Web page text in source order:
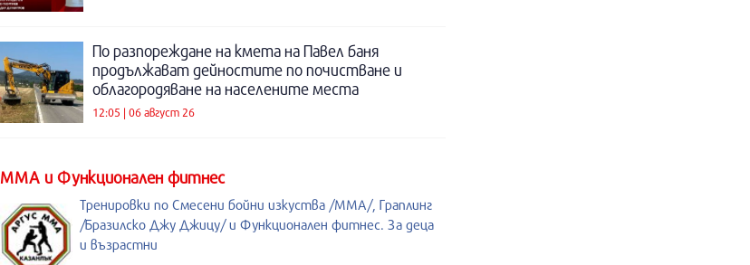
По разпореждане на кмета на Павел баня
продължават дейностите по почистване и
облагородяване на населените места
12:05 | 06 август 26
ММА и Функционален фитнес
Тренировки по Смесени бойни изкуства /MMA/, Граплинг
/Бразилско Джу Джицу/ и Функционален фитнес. За деца
и възрастни